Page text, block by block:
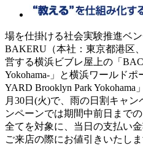
場を仕掛ける社会実験推進ベ
BAKERU（本社：東京都港区
営する横浜ビブレ屋上の「
Yokohama-」と横浜ワールド
YARD Brooklyn Park Yokohama
月30日(火)で、雨の日割キャ
ンペーンでは期間中前日まで
全てを対象に、当日の支払い
ご来店の際にお値引きいたしま